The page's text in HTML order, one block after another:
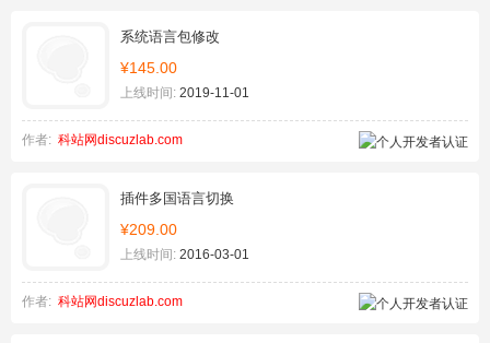
系统语言包修改
¥145.00
上线时间: 2019-11-01
作者: 科站网discuzlab.com
插件多国语言切换
¥209.00
上线时间: 2016-03-01
作者: 科站网discuzlab.com